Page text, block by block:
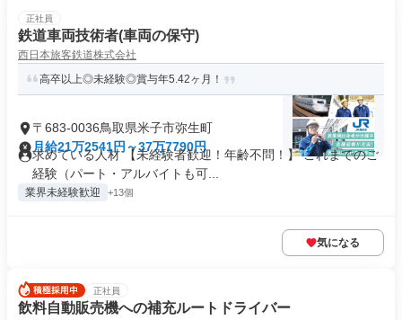
正社員
鉄道車両技術者(車両の保守)
西日本旅客鉄道株式会社
高卒以上◎未経験◎賞与年5.42ヶ月！
〒683-0036鳥取県米子市弥生町
月給21万2541円～37万7790円
求めている人材 【未経験者歓迎！年齢不問！】 これまでのご
経験（パート・アルバイトも可...
業界未経験歓迎 +13個
気になる
正社員
飲料自動販売機への補充ルートドライバー